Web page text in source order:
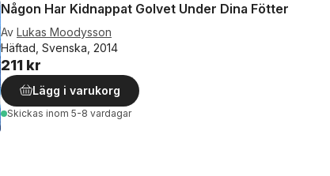
Någon Har Kidnappat Golvet Under Dina Fötter
Av Lukas Moodysson
Häftad, Svenska, 2014
211 kr
Lägg i varukorg
Skickas inom 5-8 vardagar